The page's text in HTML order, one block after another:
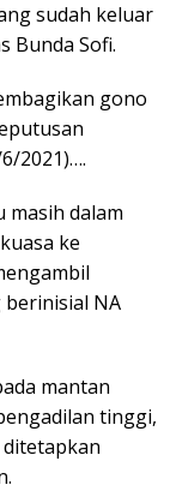
sudah keluar
Bunda Sofi.
gono
2021)….
masih dalam
ke
NA
mantan
tinggi,